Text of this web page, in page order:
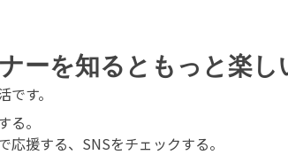
ーを知るともっと楽し
す。
。
援する、SNSをチェックする。